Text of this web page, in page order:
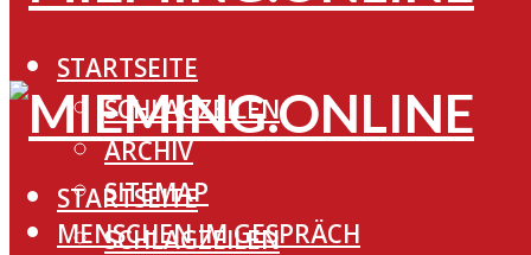
STARTSEITE
SCHLAGZEILEN
ARCHIV
SITEMAP
MENSCHEN IM GESPRÄCH
STARTSEITE
SCHLAGZEILEN